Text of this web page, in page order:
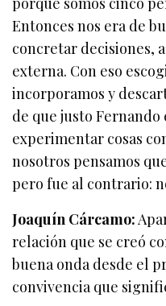
Entonces nos era de
concretar decisiones,
externa. Con eso
incorporamos y
de que justo Fernando
experimentar cosas
nosotros pensamos
pero fue al contrario:
Joaquín Cárcamo:
relación que se creó
buena onda desde el
convivencia que